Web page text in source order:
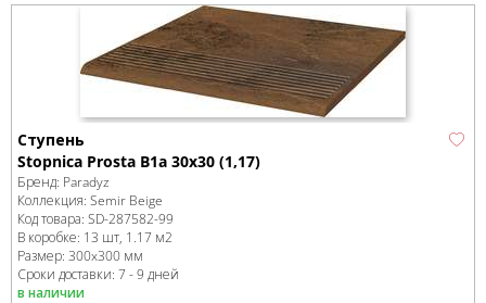
Ступень
Stopnica Prosta B1a 30x30 (1,17)
Бренд: Paradyz
Коллекция: Semir Beige
Код товара: SD-287582-99
В коробке: 13 шт, 1.17 м2
Размер: 300x300 мм
Сроки доставки: 7 - 9 дней
в наличии